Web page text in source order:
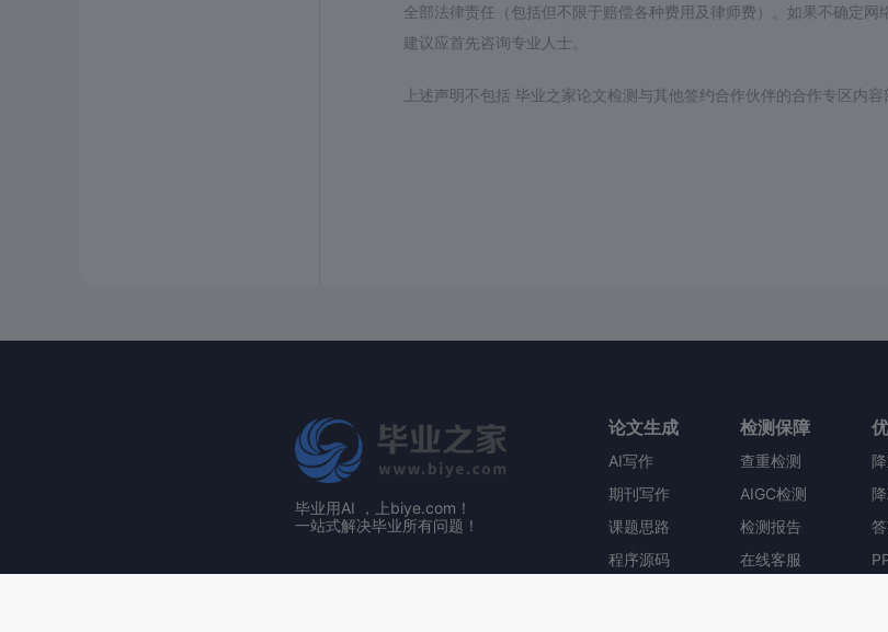
全部法律责任（包括但不限于赔偿各种费用及律师费）。如果不确定
建议应首先咨询专业人士。
上述声明不包括 毕业之家论文检测与其他签约合作伙伴的合作专区内容
毕业用AI ，上biye.com！
一站式解决毕业所有问题！
论文生成
AI写作
期刊写作
课题思路
程序源码
检测保障
查重检测
AIGC检测
检测报告
在线客服